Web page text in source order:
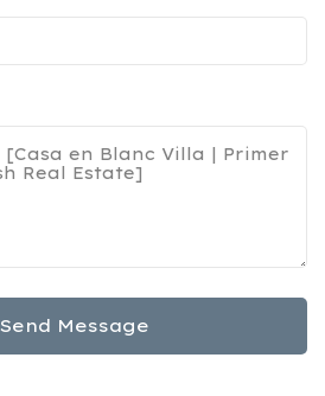
Send Message